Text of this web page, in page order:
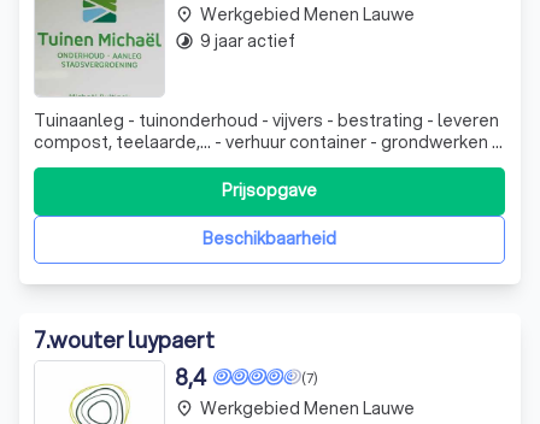
Tuinaanleg - tuinonderhoud - vijvers - bestrating - leveren
compost, teelaarde,... - verhuur container - grondwerken -
verhuur decoratie (trouw, vip,...)
Beschikbaarheid
Prijsopgave
place Werkgebied Menen Lauwe
timelapse 9 jaar actief
7.wouter luypaert
(7)
8,4
place Werkgebied Menen Lauwe